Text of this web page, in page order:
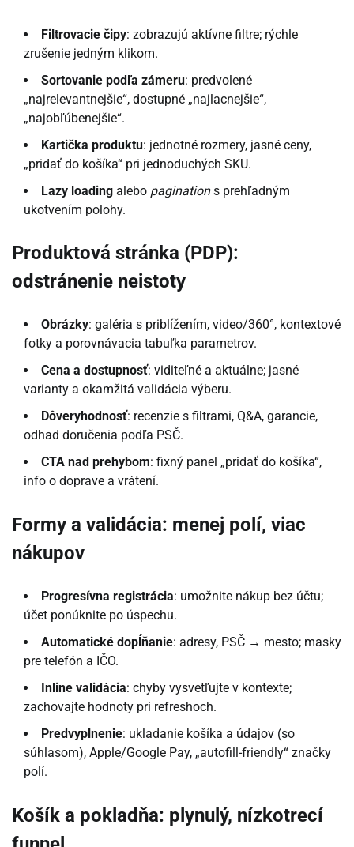
Filtrovacie čipy: zobrazujú aktívne filtre; rýchle
zrušenie jedným klikom.
Sortovanie podľa zámeru: predvolené
„najrelevantnejšie“, dostupné „najlacnejšie“,
„najobľúbenejšie“.
Kartička produktu: jednotné rozmery, jasné ceny,
„pridať do košíka“ pri jednoduchých SKU.
Lazy loading alebo paginations prehľadným
ukotvením polohy.
Produktová stránka (PDP):
odstránenie neistoty
Obrázky: galéria s priblížením, video/360°, kontextové
fotky a porovnávacia tabuľka parametrov.
Cena a dostupnosť: viditeľné a aktuálne; jasné
varianty a okamžitá validácia výberu.
Dôveryhodnosť: recenzie s filtrami, Q&A, garancie,
odhad doručenia podľa PSČ.
CTA nad prehybom: fixný panel „pridať do košíka“,
info o doprave a vrátení.
Formy a validácia: menej polí, viac
nákupov
Progresívna registrácia: umožnite nákup bez účtu;
účet ponúknite po úspechu.
Automatické dopĺňanie: adresy, PSČ → mesto; masky
pre telefón a IČO.
Inline validácia: chyby vysvetľujte v kontexte;
zachovajte hodnoty pri refreshoch.
Predvyplnenie: ukladanie košíka a údajov (so
súhlasom), Apple/Google Pay, „autofill-friendly“ značky
polí.
Košík a pokladňa: plynulý, nízkotrecí